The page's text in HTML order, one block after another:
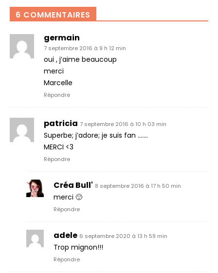
6 COMMENTAIRES
germain
7 septembre 2016 à 9 h 12 min
oui , j’aime beaucoup
merci
Marcelle
Répondre
patricia 7 septembre 2016 à 10 h 03 min
Superbe; j’adore; je suis fan …….
MERCI <3
Répondre
Créa Bull' 8 septembre 2016 à 17 h 50 min
merci 🙂
Répondre
adele 6 septembre 2020 à 13 h 59 min
Trop mignon!!!
Répondre